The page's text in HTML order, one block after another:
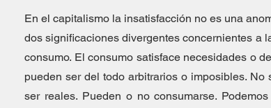
En el capitalismo la insatisfacción no es una
dos significaciones divergentes concernientes a
consumo. El consumo satisface necesidades o
pueden ser del todo arbitrarios o imposibles.
ser reales. Pueden o no consumarse.